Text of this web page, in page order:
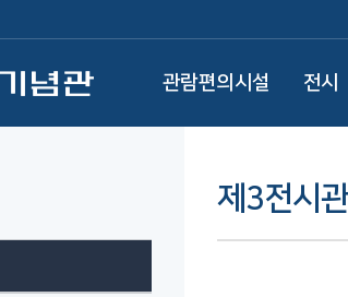
관람편의시설 전시
제3전시관